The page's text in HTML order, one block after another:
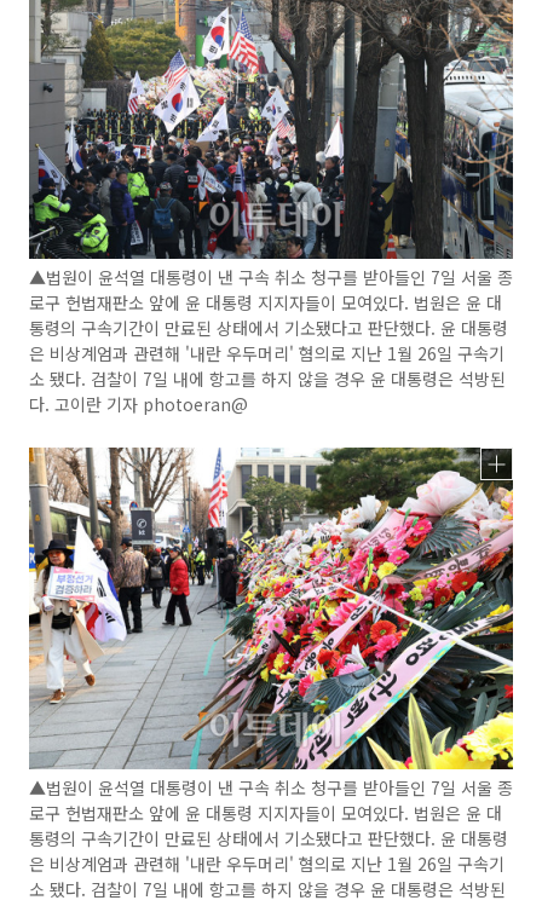
▲법원이 윤석열 대통령이 낸 구속 취소 청구를 받아들인 7일 서울 종
로구 헌법재판소 앞에 윤 대통령 지지자들이 모여있다. 법원은 윤 대
통령의 구속기간이 만료된 상태에서 기소됐다고 판단했다. 윤 대통령
은 비상계엄과 관련해 '내란 우두머리' 혐의로 지난 1월 26일 구속기
소 됐다. 검찰이 7일 내에 항고를 하지 않을 경우 윤 대통령은 석방된
다. 고이란 기자 photoeran@
▲법원이 윤석열 대통령이 낸 구속 취소 청구를 받아들인 7일 서울 종
로구 헌법재판소 앞에 윤 대통령 지지자들이 모여있다. 법원은 윤 대
통령의 구속기간이 만료된 상태에서 기소됐다고 판단했다. 윤 대통령
은 비상계엄과 관련해 '내란 우두머리' 혐의로 지난 1월 26일 구속기
소 됐다. 검찰이 7일 내에 항고를 하지 않을 경우 윤 대통령은 석방된